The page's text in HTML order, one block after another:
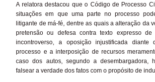
A relatora destacou que o Código de Processo
situações em que uma parte no processo
litigante de má-fé, dentre as quais a alteração da
pretensão ou defesa contra texto expresso
incontroverso, a oposição injustificada diante
processo e a interposição de recursos
caso dos autos, segundo a desembargadora,
falsear a verdade dos fatos com o propósito de